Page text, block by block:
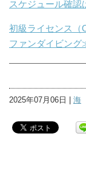
スケジュール確認
初級ライセンス
ファンダイビン
2025年07月06日 | 海